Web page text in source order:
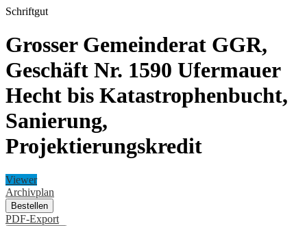
Schriftgut
Grosser Gemeinderat GGR,
Geschäft Nr. 1590 Ufermauer
Hecht bis Katastrophenbucht,
Sanierung,
Projektierungskredit
Viewer
Archivplan
Bestellen
PDF-Export